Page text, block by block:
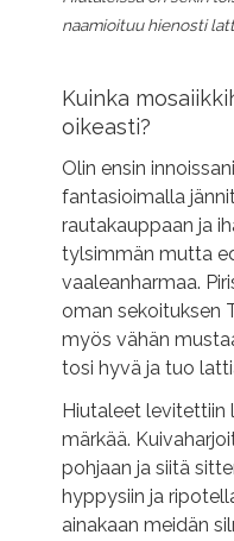
naamioituu hienosti
Kuinka
oikeasti?
Olin ensin
fantasioimalla
rautakauppaan ja
tylsimmän mutta
vaaleanharmaa.
oman sekoituksen
myös vähän
tosi hyvä ja tuo
Hiutaleet levitettiin
märkää.
pohjaan ja siitä
hyppysiin ja
ainakaan meidän